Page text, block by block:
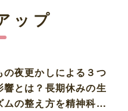
ップ
の夜更かしによる３つ
響とは？長期休みの生
ムの整え方を精神科医